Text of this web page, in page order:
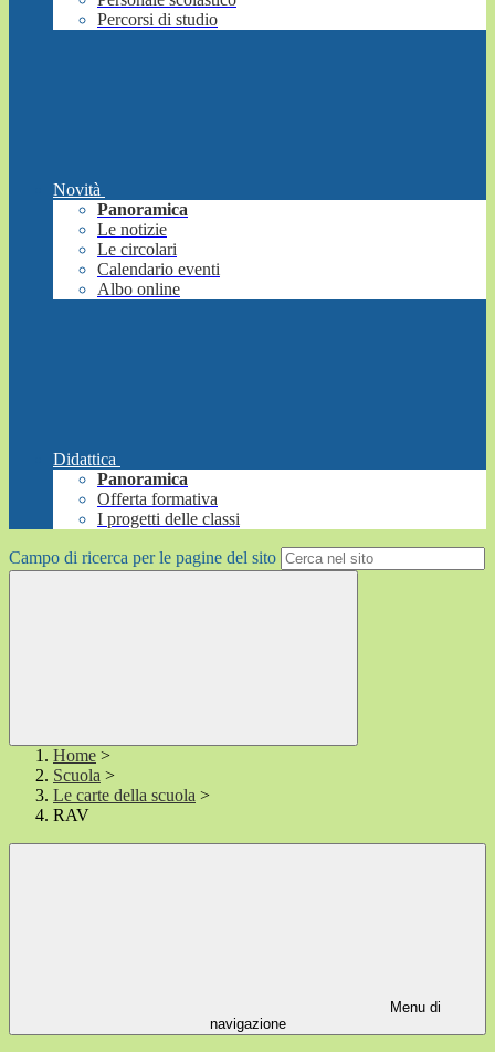
Percorsi di studio
Novità
Panoramica
Le notizie
Le circolari
Calendario eventi
Albo online
Didattica
Panoramica
Offerta formativa
I progetti delle classi
Campo di ricerca per le pagine del sito
Home >
Scuola >
Le carte della scuola >
RAV
Menu di
navigazione